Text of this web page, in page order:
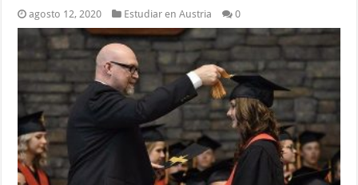
agosto 12, 2020 Estudiar en Austria 0